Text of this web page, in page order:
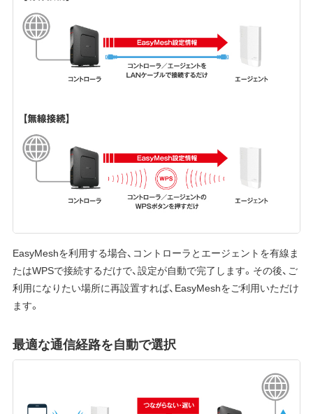
EasyMeshを利用する場合、コントローラとエージェントを有線ま
たはWPSで接続するだけで、設定が自動で完了します。その後、ご
利用になりたい場所に再設置すれば、EasyMeshをご利用いただけ
ます。
最適な通信経路を自動で選択